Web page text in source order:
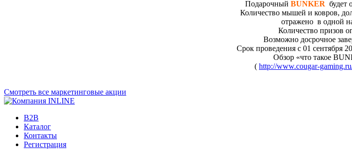
Подарочный BUNKER будет
Количество мышей и ковров,
отражено в одной
Количество призов
Возможно досрочное
Срок проведения с 01 сентября
Обзор «что такое
( http://www.cougar-
Смотреть все маркетинговые акции
B2B
Каталог
Контакты
Регистрация